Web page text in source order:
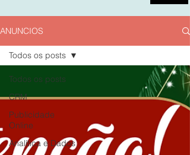
ANÚNCIOS
ANUNCIOS
Todos os posts
CRM
Publicidade
Online
Analítica e Dados
Todos os posts